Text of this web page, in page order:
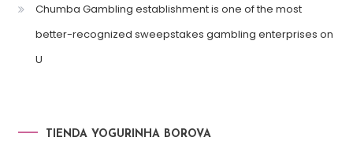
Chumba Gambling establishment is one of the most
better-recognized sweepstakes gambling enterprises on
U
TIENDA YOGURINHA BOROVA